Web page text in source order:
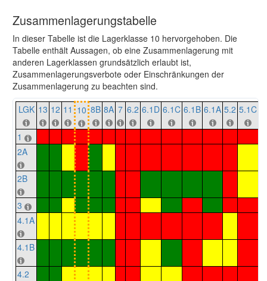
Zusammenlagerungstabelle
In dieser Tabelle ist die Lagerklasse 10 hervorgehoben. Die
Tabelle enthält Aussagen, ob eine Zusammenlagerung mit
anderen Lagerklassen grundsätzlich erlaubt ist,
Zusammenlagerungsverbote oder Einschränkungen der
Zusammenlagerung zu beachten sind.
LGK 13 12 11 10 8B 8A 7 6.2 6.1D 6.1C 6.1B 6.1A 5.2 5.1C
1
2A
2B
3
4.1A
4.1B
4.2